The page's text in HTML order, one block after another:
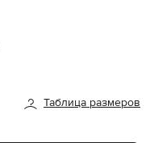
Таблица размеров